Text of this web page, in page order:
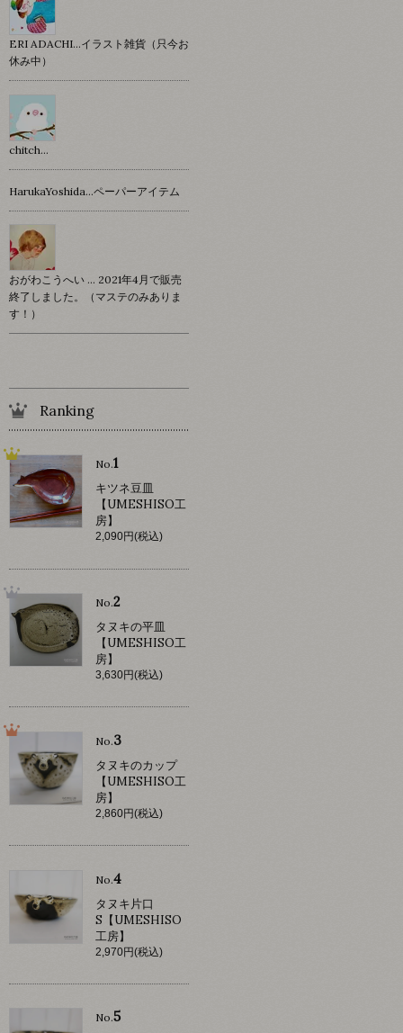
ERI ADACHI...イラスト雑貨（只今お
休み中）
chitch…
HarukaYoshida…ペーパーアイテム
おがわこうへい … 2021年4月で販売
終了しました。（マステのみありま
す！）
Ranking
No.1
キツネ豆皿
【UMESHISO工
房】
2,090円(税込)
No.2
タヌキの平皿
【UMESHISO工
房】
3,630円(税込)
No.3
タヌキのカップ
【UMESHISO工
房】
2,860円(税込)
No.4
タヌキ片口
S【UMESHISO
工房】
2,970円(税込)
No.5